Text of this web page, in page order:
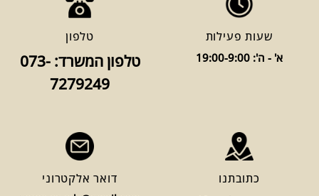
שעות פעילות
א' - ה': 19:00-9:00
טלפון
טלפון המשרד: 073-
7279249
כתובתנו דואר אלקטרוני